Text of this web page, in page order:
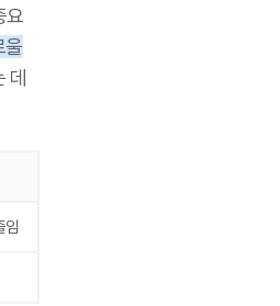
요
울
데
임